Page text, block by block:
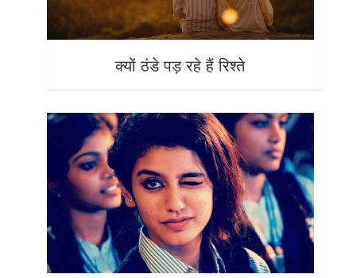
क्यों ठंडे पड़ रहे हैं रिश्ते